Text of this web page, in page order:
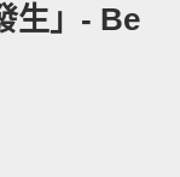
生」- Be